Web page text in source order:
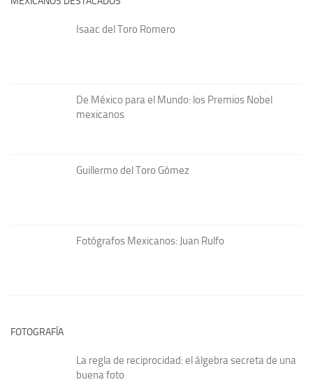
Isaac del Toro Romero
De México para el Mundo: los Premios Nobel
mexicanos
Guillermo del Toro Gómez
Fotógrafos Mexicanos: Juan Rulfo
FOTOGRAFÍA
La regla de reciprocidad: el álgebra secreta de una
buena foto